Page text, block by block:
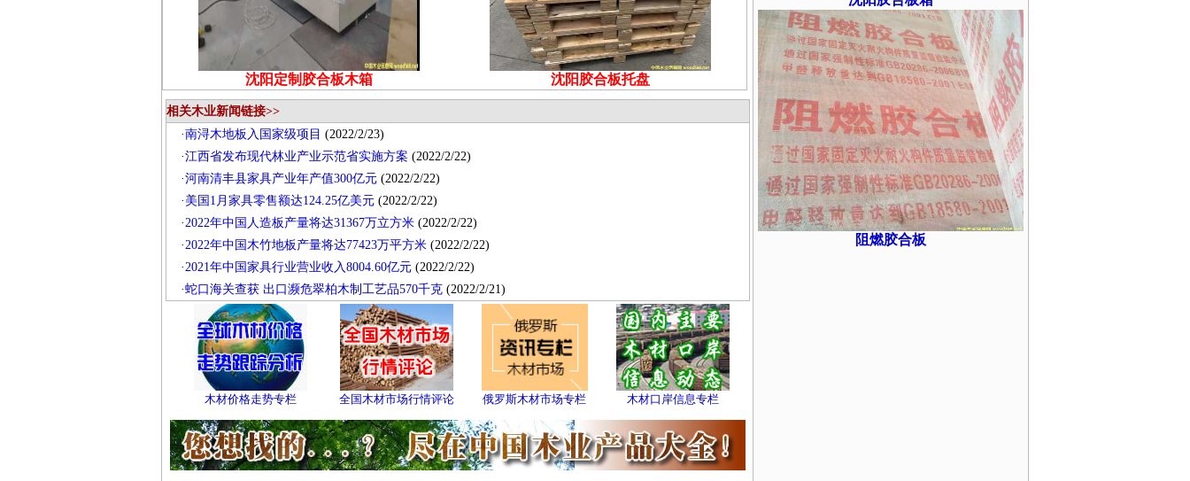
沈阳定制胶合板木箱 沈阳胶合板托盘
相关木业新闻链接>>
·南浔木地板入国家级项目 (2022/2/23)
·江西省发布现代林业产业示范省实施方案 (2022/2/22)
·河南清丰县家具产业年产值300亿元(2022/2/22)
· 美国1月家具零售额达124.25亿美元(2022/2/22)
·2022年中国人造板产量将达31367万立方米(2022/2/22)
·2022年中国木竹地板产量将达77423万平方米(2022/2/22)
·2021年中国家具行业营业收入8004.60亿元(2022/2/22)
·蛇口海关查获 出口濒危翠柏木制工艺品570千克(2022/2/21)
木材价格走势专栏 全国木材市场行情评论 俄罗斯木材市场专栏 木材口岸信息专栏
阻燃胶合板